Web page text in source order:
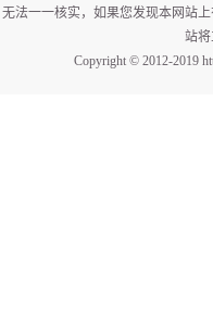
无法一一核实，如果您发现本网站
站将
Copyright © 2012-2019